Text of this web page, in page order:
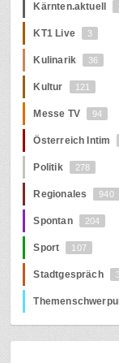
Kärnten.aktuell
KT1 Live 3
Kulinarik 36
Kultur 121
Messe TV 94
Österreich Intim
Politik 278
Regionales 940
Spontan 204
Sport 107
Stadtgespräch